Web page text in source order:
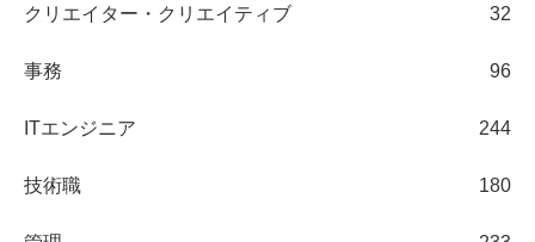
クリエイター・クリエイティブ 32
事務 96
ITエンジニア 244
技術職 180